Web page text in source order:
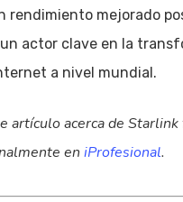
rendimiento mejorado
actor clave en la
a nivel mundial.
artículo acerca de Starlink
en iProfesional.